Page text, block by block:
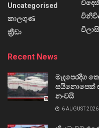
Uncategorised
කාලගුණ
ක්‍රීඩා
විදෙස්
Recent News
මැදපෙරදිග
සයිනොපෙක්
නංවයි
6 AUGUST 2026